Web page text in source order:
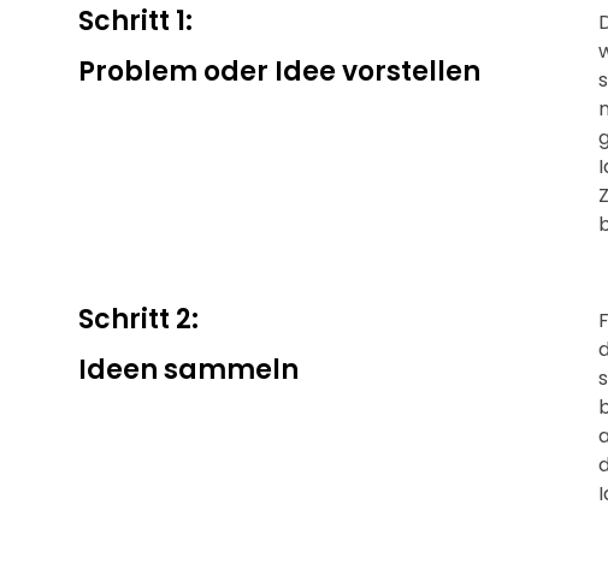
Schritt 1:
Problem oder Idee vorstellen
Schritt 2:
Ideen sammeln